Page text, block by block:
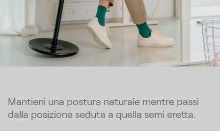
Mantieni una postura naturale mentre passi
dalla posizione seduta a quella semi eretta.